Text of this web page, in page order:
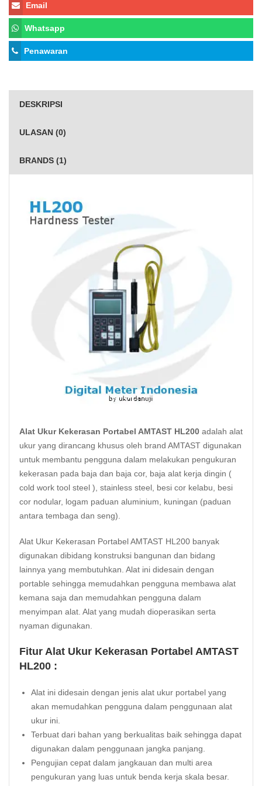
Email
Whatsapp
Penawaran
DESKRIPSI
ULASAN (0)
BRANDS (1)
Alat Ukur Kekerasan Portabel AMTAST HL200 adalah alat
ukur yang dirancang khusus oleh brand AMTAST digunakan
untuk membantu pengguna dalam melakukan pengukuran
kekerasan pada baja dan baja cor, baja alat kerja dingin (
cold work tool steel ), stainless steel, besi cor kelabu, besi
cor nodular, logam paduan aluminium, kuningan (paduan
antara tembaga dan seng).
Alat Ukur Kekerasan Portabel AMTAST HL200 banyak
digunakan dibidang konstruksi bangunan dan bidang
lainnya yang membutuhkan. Alat ini didesain dengan
portable sehingga memudahkan pengguna membawa alat
kemana saja dan memudahkan pengguna dalam
menyimpan alat. Alat yang mudah dioperasikan serta
nyaman digunakan.
Fitur Alat Ukur Kekerasan Portabel AMTAST
HL200 :
Alat ini didesain dengan jenis alat ukur portabel yang
akan memudahkan pengguna dalam penggunaan alat
ukur ini.
Terbuat dari bahan yang berkualitas baik sehingga dapat
digunakan dalam penggunaan jangka panjang.
Pengujian cepat dalam jangkauan dan multi area
pengukuran yang luas untuk benda kerja skala besar.